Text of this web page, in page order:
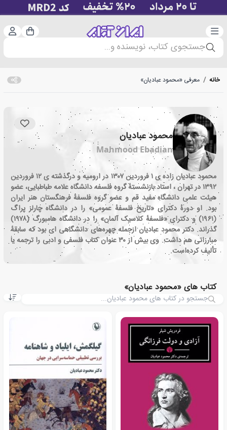
دسته‌بندی سبد
جستجوی کتاب، نویسنده و...
خانه / معرفی «محمود عبادیان»
محمود عبادیان
Mahmood Ebadian
محمود عبادیان زاده ی ۱ فروردین ۱۳۰۷ در ارومیه و درگذشته ی ۱۲ فروردین
۱۳۹۲ در تهران ، استاد بازنشستهٔ گروه فلسفه دانشگاه علامه طباطبایی، عضو
هیئت علمی دانشگاه مفید قم و عضو گروه فلسفهٔ فرهنگستان هنر ایران
بود. او دورهٔ دکترای «تاریخ فلسفهٔ عمومی» را در دانشگاه چارلز پراگ
(۱۹۶۱) و دکترای «فلسفهٔ کلاسیک آلمان» را در دانشگاه هامبورگ (۱۹۷۸)
گذراند. دکتر محمود عبادیان ازجمله چهره‌های دانشگاهی ای بود که سابقهٔ
مبارزاتی هم داشت. وی بیش از ۳۰ عنوان کتاب فلسفی و ادبی را ترجمه یا
تألیف کرده‌است.
کتاب های «محمود عبادیان»